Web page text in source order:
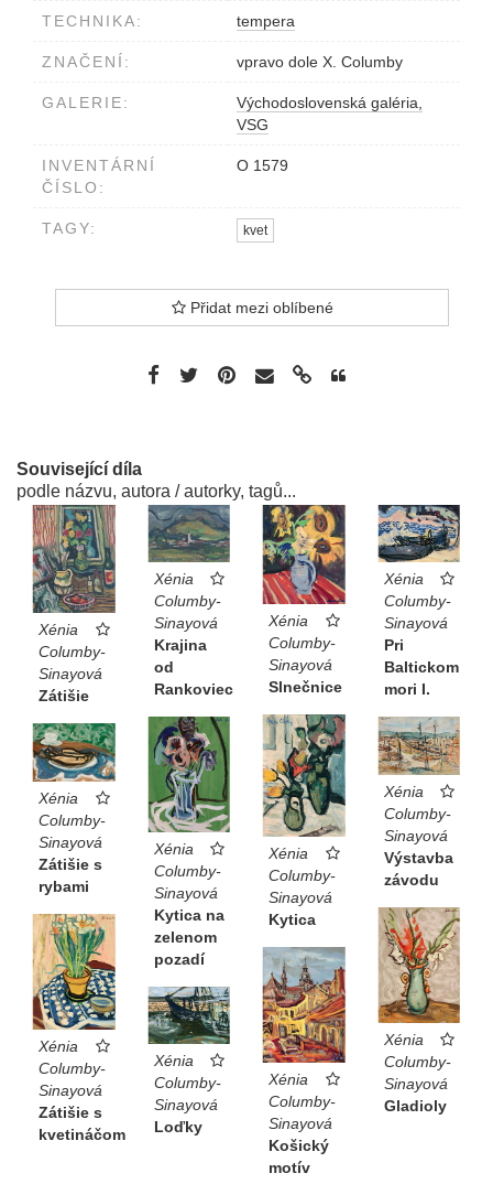
TECHNIKA: tempera
ZNAČENÍ: vpravo dole X. Columby
GALERIE:
Východoslovenská galéria,
VSG
INVENTÁRNÍ
ČÍSLO:
O 1579
TAGY: kvet
Přidat mezi oblíbené
Související díla
podle názvu, autora / autorky, tagů...
Xénia
Columby-
Sinayová
Zátišie
Xénia
Columby-
Sinayová
Krajina
od
Rankoviec
Xénia
Columby-
Sinayová
Slnečnice
Xénia
Columby-
Sinayová
Pri
Baltickom
mori I.
Xénia
Columby-
Sinayová
Kytica
Xénia
Columby-
Sinayová
Výstavba
závodu
Xénia
Columby-
Sinayová
Kytica na
zelenom
pozadí
Xénia
Columby-
Sinayová
Zátišie s
rybami
Xénia
Columby-
Sinayová
Gladioly
Xénia
Columby-
Sinayová
Zátišie s
kvetináčom
Xénia
Columby-
Sinayová
Košický
motív
Xénia
Columby-
Sinayová
Loďky